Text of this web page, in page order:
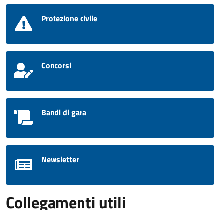
Protezione civile
Concorsi
Bandi di gara
Newsletter
Collegamenti utili